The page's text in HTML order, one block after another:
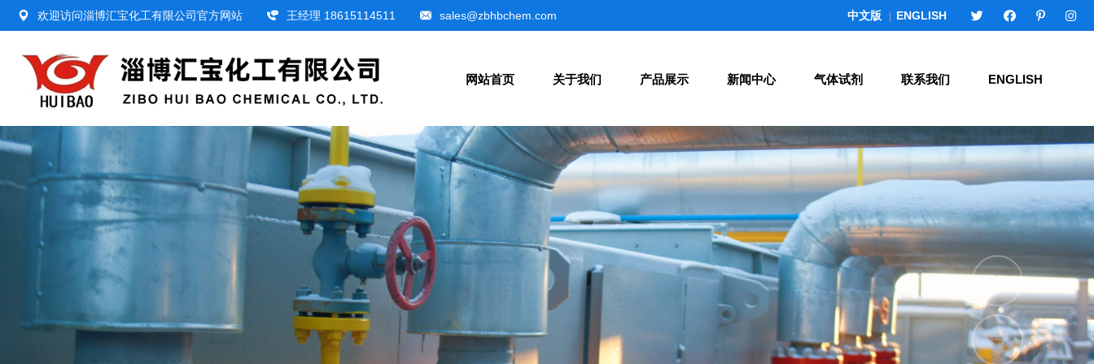
欢迎访问淄博汇宝化工有限公司官方网站 王经理 18615114511 sales@zbhbchem.com 中文版 | ENGLISH
网站首页 关于我们 产品展示 新闻中心 气体试剂 联系我们 ENGLISH